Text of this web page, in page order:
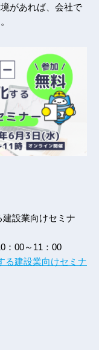
があれば、会社で
設業向けセミナ
：00～11：00
る建設業向けセミナ